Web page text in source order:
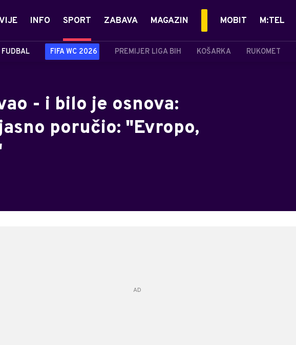
INFO SPORT
FUDBAL FIFA WC 2026 PREMIJER LIGA BIH KOŠARKA RUKOMET
ZABAVA MAGAZIN MOBIT M:TEL
- i bilo je osnova:
poručio: "Evropo,